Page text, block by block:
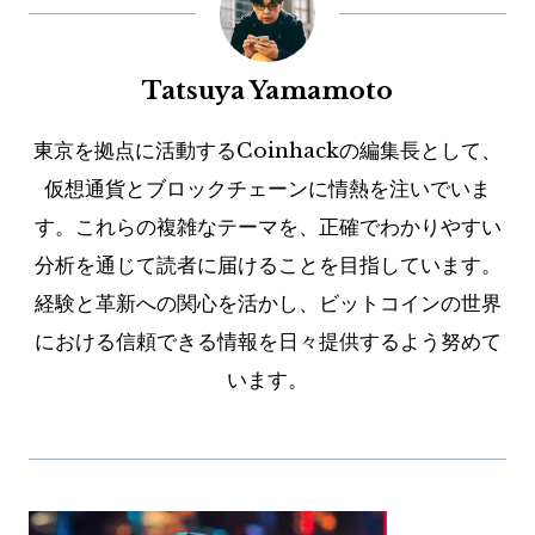
Tatsuya Yamamoto
東京を拠点に活動するCoinhackの編集長として、
仮想通貨とブロックチェーンに情熱を注いでいま
す。これらの複雑なテーマを、正確でわかりやすい
分析を通じて読者に届けることを目指しています。
経験と革新への関心を活かし、ビットコインの世界
における信頼できる情報を日々提供するよう努めて
います。